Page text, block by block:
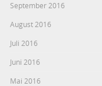
September 2016
August 2016
Juli 2016
Juni 2016
Mai 2016